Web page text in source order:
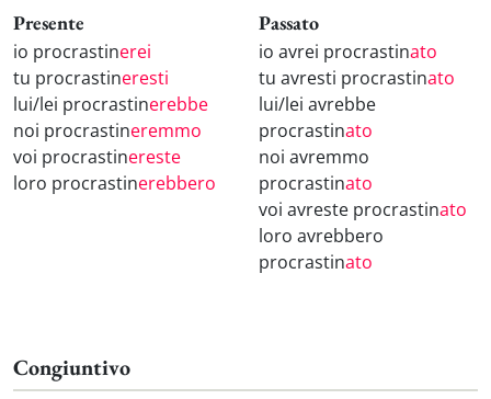
Presente
io procrastinerei
tu procrastineresti
lui/lei procrastinerebbe
noi procrastineremmo
voi procrastinereste
loro procrastinerebbero
Passato
io avrei procrastinato
tu avresti procrastinato
lui/lei avrebbe
procrastinato
noi avremmo
procrastinato
voi avreste procrastinato
loro avrebbero
procrastinato
Congiuntivo